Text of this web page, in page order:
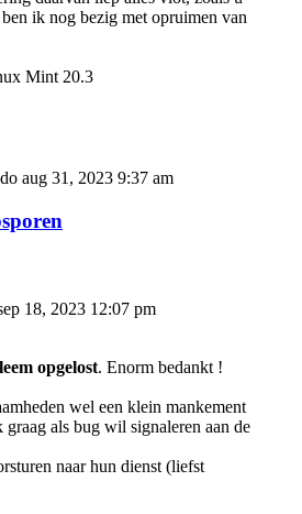
ik nog bezig met opruimen van
Mint 20.3
do aug 31, 2023 9:37 am
18, 2023 12:07 pm
opgelost. Enorm bedankt !
wel een klein mankement
als bug wil signaleren aan de
naar hun dienst (liefst